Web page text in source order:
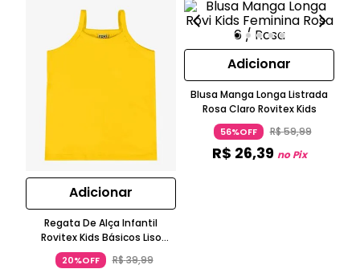
Adicionar
Regata De Alça Infantil
Rovitex Kids Básicos Liso
Amarelo
20%OFF R$39,99
Adicionar
Blusa Manga Longa Listrada
Rosa Claro Rovitex Kids
56%OFF R$59,99
R$ 26,39 no Pix